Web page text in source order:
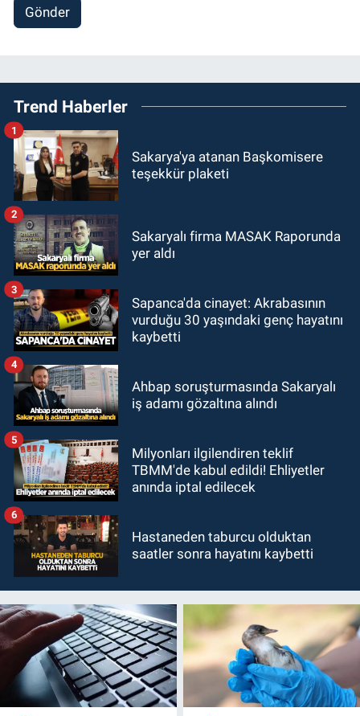
Gönder
Trend Haberler
Sakarya'ya atanan Başkomisere
teşekkür plaketi
1
Sakaryalı firma MASAK Raporunda
yer aldı
2
Sapanca'da cinayet: Akrabasının
vurduğu 30 yaşındaki genç hayatını
kaybetti
3
Ahbap soruşturmasında Sakaryalı
iş adamı gözaltına alındı
4
Milyonları ilgilendiren teklif
TBMM'de kabul edildi! Ehliyetler
anında iptal edilecek
5
Hastaneden taburcu olduktan
saatler sonra hayatını kaybetti
6